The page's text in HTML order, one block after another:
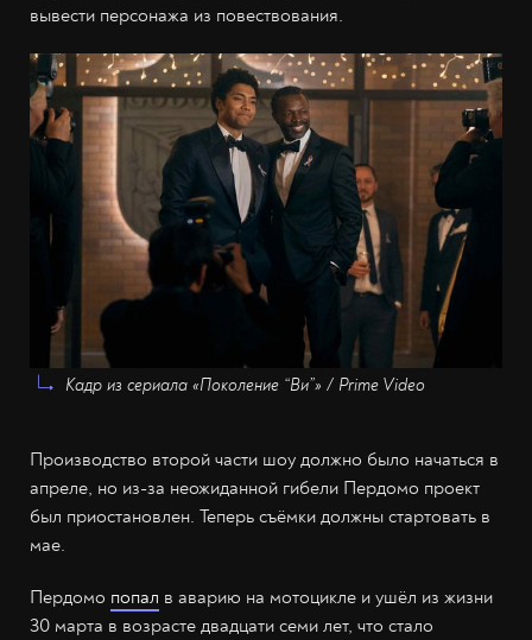
вывести персонажа из повествования.
Кадр из сериала «Поколение “Ви”» / Prime Video
Производство второй части шоу должно было начаться в
апреле, но из-за неожиданной гибели Пердомо проект
был приостановлен. Теперь съёмки должны стартовать в
мае.
Пердомо попал в аварию на мотоцикле и ушёл из жизни
30 марта в возрасте двадцати семи лет, что стало